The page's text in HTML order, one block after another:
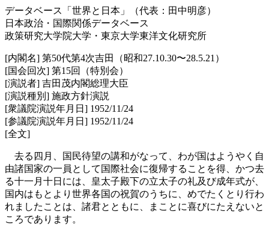
データベース「世界と日本」（代表：田中明彦）
日本政治・国際関係データベース
政策研究大学院大学・東京大学東洋文化研究所
[内閣名] 第50代第4次吉田（昭和27.10.30〜28.5.21）
[国会回次] 第15回（特別会）
[演説者] 吉田茂内閣総理大臣
[演説種別] 施政方針演説
[衆議院演説年月日] 1952/11/24
[参議院演説年月日] 1952/11/24
[全文]
去る四月、国民待望の講和がなって、わが国はようやく自
由諸国家の一員として国際社会に復帰することを得、かつ去
る十一月十日には、皇太子殿下の立太子の礼及び成年式が、
国内はもとより世界各国の祝賀のうちに、めでたくとり行わ
れましたことは、諸君とともに、まことに喜びにたえないと
ころであります。